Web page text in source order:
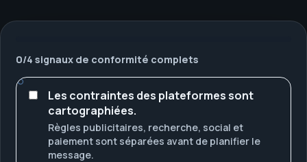
0/4 signaux de conformité complets
Les contraintes des plateformes sont
cartographiées.
Règles publicitaires, recherche, social et
paiement sont séparées avant de planifier le
message.